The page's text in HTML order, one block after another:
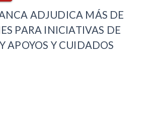
ADJUDICA MÁS DE
PARA INICIATIVAS DE
APOYOS Y CUIDADOS